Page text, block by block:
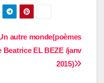
autre monde(poèmes
Beatrice EL BEZE /janv
2015)